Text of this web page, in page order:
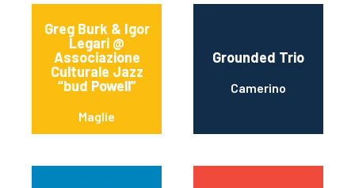
Greg Burk & Igor
Legari @
Associazione
Culturale Jazz
“bud Powell”
Maglie
Grounded Trio
Camerino